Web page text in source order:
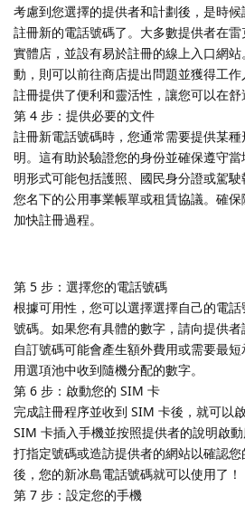
考慮到您選擇的提供者和計劃後，是時
註冊新的電話號碼了。大多數提供者在
實體店，並設有易於註冊的線上入口網
動，則可以前往商店提出問題並獲得工
註冊提供了便利和靈活性，讓您可以在舒
第 4 步：提供必要的文件
註冊新電話號碼時，您通常需要提供某
明。這有助於驗證您的身份並確保遵守
明形式可能包括護照、國民身分證或駕
您名下的公用事業帳單或租賃協議。確
加快註冊過程。
第 5 步：選擇您的電話號碼
根據可用性，您可以選擇選擇自己的電
號碼。如果您有具體的數字，請向提供者
自訂號碼可能會產生額外費用或需要最
用選項池中收到隨機分配的數字。
第 6 步：啟動您的 SIM 卡
完成註冊程序並收到 SIM 卡後，就可以
SIM 卡插入手機並按照提供者的說明啟
打指定號碼或造訪提供者的網站以確認
後，您的新冰島電話號碼就可以使用了！
第 7 步：設定您的手機